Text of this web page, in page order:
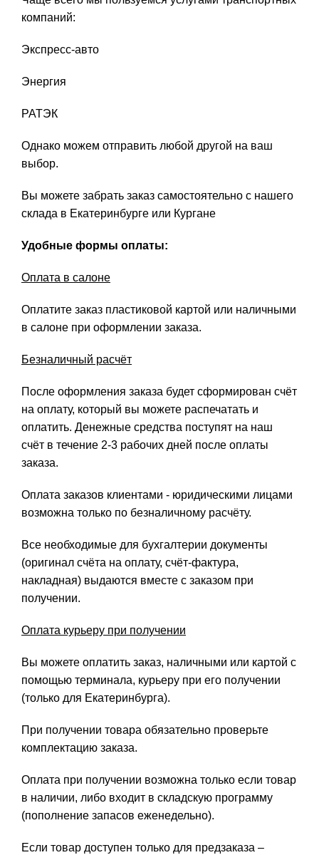
компаний:
Экспресс-авто
Энергия
РАТЭК
Однако можем отправить любой другой на ваш
выбор.
Вы можете забрать заказ самостоятельно с нашего
склада в Екатеринбурге или Кургане
Удобные формы оплаты:
Оплата в салоне
Оплатите заказ пластиковой картой или наличными
в салоне при оформлении заказа.
Безналичный расчёт
После оформления заказа будет сформирован счёт
на оплату, который вы можете распечатать и
оплатить. Денежные средства поступят на наш
счёт в течение 2-3 рабочих дней после оплаты
заказа.
Оплата заказов клиентами - юридическими лицами
возможна только по безналичному расчёту.
Все необходимые для бухгалтерии документы
(оригинал счёта на оплату, счёт-фактура,
накладная) выдаются вместе с заказом при
получении.
Оплата курьеру при получении
Вы можете оплатить заказ, наличными или картой с
помощью терминала, курьеру при его получении
(только для Екатеринбурга).
При получении товара обязательно проверьте
комплектацию заказа.
Оплата при получении возможна только если товар
в наличии, либо входит в складскую программу
(пополнение запасов еженедельно).
Если товар доступен только для предзаказа –